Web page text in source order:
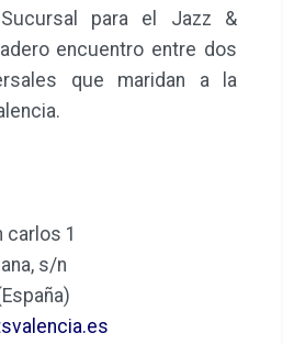
s/n